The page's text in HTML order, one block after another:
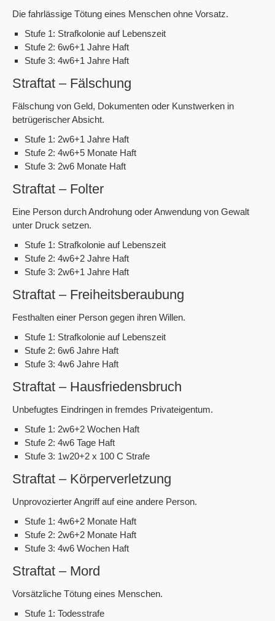
Die fahrlässige Tötung eines Menschen ohne Vorsatz.
Stufe 1: Strafkolonie auf Lebenszeit
Stufe 2: 6w6+1 Jahre Haft
Stufe 3: 4w6+1 Jahre Haft
Straftat – Fälschung
Fälschung von Geld, Dokumenten oder Kunstwerken in
betrügerischer Absicht.
Stufe 1: 2w6+1 Jahre Haft
Stufe 2: 4w6+5 Monate Haft
Stufe 3: 2w6 Monate Haft
Straftat – Folter
Eine Person durch Androhung oder Anwendung von Gewalt
unter Druck setzen.
Stufe 1: Strafkolonie auf Lebenszeit
Stufe 2: 4w6+2 Jahre Haft
Stufe 3: 2w6+1 Jahre Haft
Straftat – Freiheitsberaubung
Festhalten einer Person gegen ihren Willen.
Stufe 1: Strafkolonie auf Lebenszeit
Stufe 2: 6w6 Jahre Haft
Stufe 3: 4w6 Jahre Haft
Straftat – Hausfriedensbruch
Unbefugtes Eindringen in fremdes Privateigentum.
Stufe 1: 2w6+2 Wochen Haft
Stufe 2: 4w6 Tage Haft
Stufe 3: 1w20+2 x 100 C Strafe
Straftat – Körperverletzung
Unprovozierter Angriff auf eine andere Person.
Stufe 1: 4w6+2 Monate Haft
Stufe 2: 2w6+2 Monate Haft
Stufe 3: 4w6 Wochen Haft
Straftat – Mord
Vorsätzliche Tötung eines Menschen.
Stufe 1: Todesstrafe